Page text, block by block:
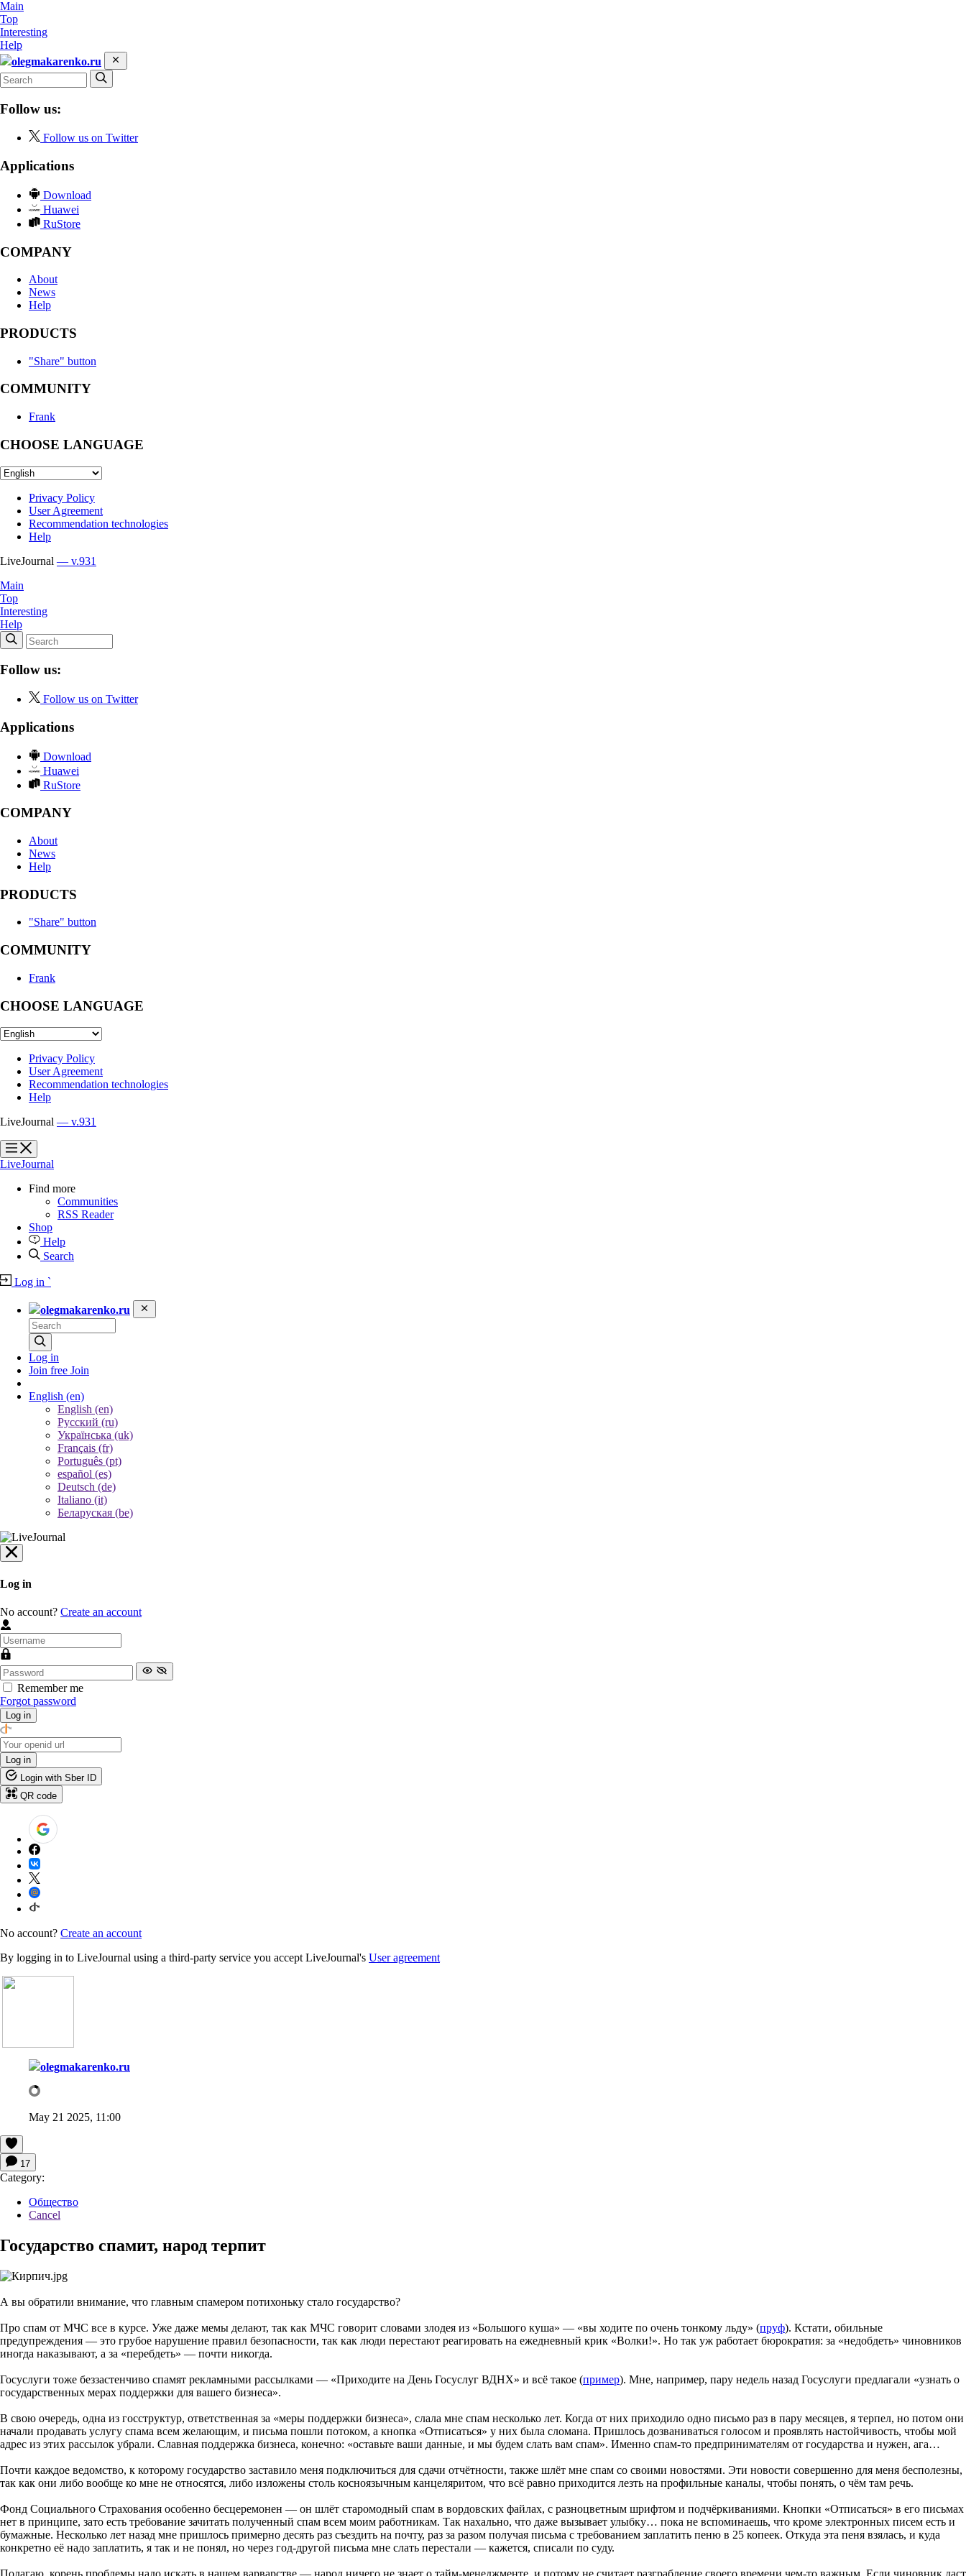
Main
Top
Interesting
Help
olegmakarenko.ru
Follow us:
Follow us on Twitter
Applications
Download
Huawei
RuStore
COMPANY
About
News
Help
PRODUCTS
"Share" button
COMMUNITY
Frank
CHOOSE LANGUAGE
Privacy Policy
User Agreement
Recommendation technologies
Help
LiveJournal — v.931
Main
Top
Interesting
Help
Follow us:
Follow us on Twitter
Applications
Download
Huawei
RuStore
COMPANY
About
News
Help
PRODUCTS
"Share" button
COMMUNITY
Frank
CHOOSE LANGUAGE
Privacy Policy
User Agreement
Recommendation technologies
Help
LiveJournal — v.931
?
?
LiveJournal
Find more
Communities
RSS Reader
Shop
Help
Search
Log in `
olegmakarenko.ru
Log in
Join free Join
English (en)
English (en)
Русский (ru)
Українська (uk)
Français (fr)
Português (pt)
español (es)
Deutsch (de)
Italiano (it)
Беларуская (be)
Log in
No account? Create an account
Remember me
Forgot password
Log in
Log in
Login with Sber ID
QR code
No account? Create an account
By logging in to LiveJournal using a third-party service you accept LiveJournal's User agreement
olegmakarenko.ru
May 21 2025, 11:00
17
Category:
Общество
Cancel
Государство спамит, народ терпит
А вы обратили внимание, что главным спамером потихоньку стало государство?
Про спам от МЧС все в курсе. Уже даже мемы делают, так как МЧС говорит словами злодея из «Большого куша» — «вы ходите по очень тонкому льду» (пруф). Кстати, обильные
предупреждения — это грубое нарушение правил безопасности, так как люди перестают реагировать на ежедневный крик «Волки!». Но так уж работает бюрократия: за «недобдеть» чиновников
иногда наказывают, а за «перебдеть» — почти никогда.
Госуслуги тоже беззастенчиво спамят рекламными рассылками — «Приходите на День Госуслуг ВДНХ» и всё такое (пример). Мне, например, пару недель назад Госуслуги предлагали «узнать о
государственных мерах поддержки для вашего бизнеса».
В свою очередь, одна из госструктур, ответственная за «меры поддержки бизнеса», слала мне спам несколько лет. Когда от них приходило одно письмо раз в пару месяцев, я терпел, но потом они
начали продавать услугу спама всем желающим, и письма пошли потоком, а кнопка «Отписаться» у них была сломана. Пришлось дозваниваться голосом и проявлять настойчивость, чтобы мой
адрес из этих рассылок убрали. Славная поддержка бизнеса, конечно: «оставьте ваши данные, и мы будем слать вам спам». Именно спам-то предпринимателям от государства и нужен, ага…
Почти каждое ведомство, к которому государство заставило меня подключиться для сдачи отчётности, также шлёт мне спам со своими новостями. Эти новости совершенно для меня бесполезны,
так как они либо вообще ко мне не относятся, либо изложены столь косноязычным канцеляритом, что всё равно приходится лезть на профильные каналы, чтобы понять, о чём там речь.
Фонд Социального Страхования особенно бесцеремонен — он шлёт старомодный спам в вордовских файлах, с разноцветным шрифтом и подчёркиваниями. Кнопки «Отписаться» в его письмах
нет в принципе, зато есть требование зачитать полученный спам всем моим работникам. Так нахально, что даже вызывает улыбку… пока не вспоминаешь, что кроме электронных писем есть и
бумажные. Несколько лет назад мне пришлось примерно десять раз съездить на почту, раз за разом получая письма с требованием заплатить пеню в 25 копеек. Откуда эта пеня взялась, и куда
конкретно её надо заплатить, я так и не понял, но через год-другой письма мне слать перестали — кажется, списали по суду.
Полагаю, корень проблемы надо искать в нашем варварстве — народ ничего не знает о тайм-менеджменте, и потому не считает разграбление своего времени чем-то важным. Если чиновник даст